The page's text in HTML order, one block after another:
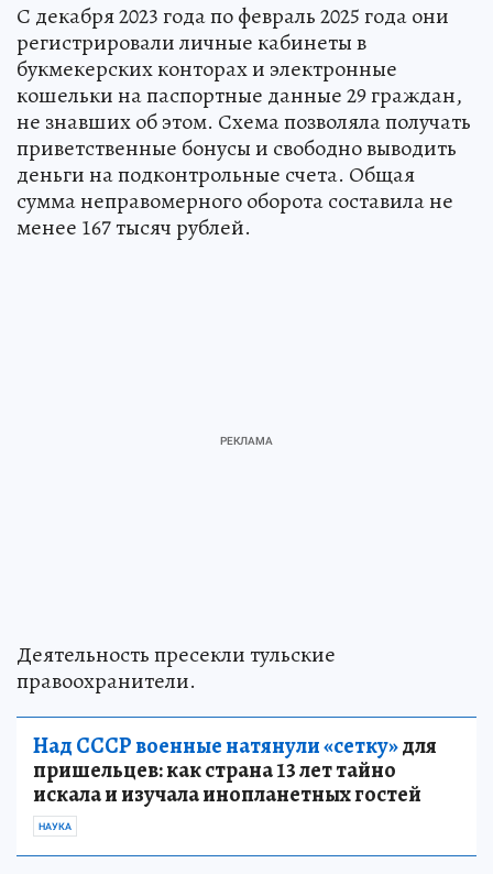
С декабря 2023 года по февраль 2025 года они
регистрировали личные кабинеты в
букмекерских конторах и электронные
кошельки на паспортные данные 29 граждан,
не знавших об этом. Схема позволяла получать
приветственные бонусы и свободно выводить
деньги на подконтрольные счета. Общая
сумма неправомерного оборота составила не
менее 167 тысяч рублей.
Деятельность пресекли тульские
правоохранители.
Над СССР военные натянули «сетку»для
пришельцев: как страна 13 лет тайно
искала и изучала инопланетных гостей
НАУКА